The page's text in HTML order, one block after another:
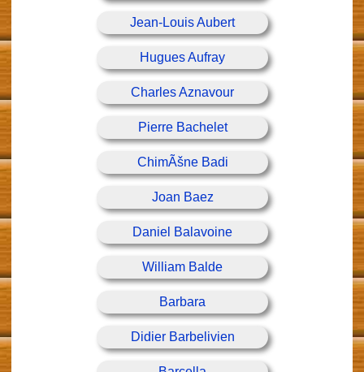
Jean-Louis Aubert
Hugues Aufray
Charles Aznavour
Pierre Bachelet
ChimÃšne Badi
Joan Baez
Daniel Balavoine
William Balde
Barbara
Didier Barbelivien